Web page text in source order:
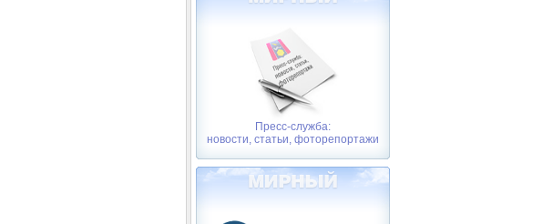
Пресс-служба:
новости, статьи, фоторепортажи